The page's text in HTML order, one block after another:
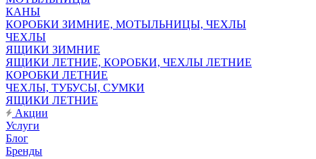
КАНЫ
КОРОБКИ ЗИМНИЕ, МОТЫЛЬНИЦЫ, ЧЕХЛЫ
ЧЕХЛЫ
ЯЩИКИ ЗИМНИЕ
ЯЩИКИ ЛЕТНИЕ, КОРОБКИ, ЧЕХЛЫ ЛЕТНИЕ
КОРОБКИ ЛЕТНИЕ
ЧЕХЛЫ, ТУБУСЫ, СУМКИ
ЯЩИКИ ЛЕТНИЕ
Акции
Услуги
Блог
Бренды